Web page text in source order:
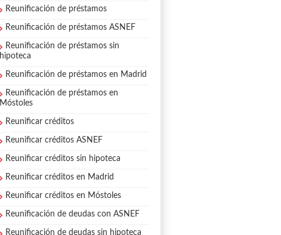
Reunificación de préstamos
Reunificación de préstamos ASNEF
Reunificación de préstamos sin
hipoteca
Reunificación de préstamos en Madrid
Reunificación de préstamos en
Móstoles
Reunificar créditos
Reunificar créditos ASNEF
Reunificar créditos sin hipoteca
Reunificar créditos en Madrid
Reunificar créditos en Móstoles
Reunificación de deudas con ASNEF
Reunificación de deudas sin hipoteca